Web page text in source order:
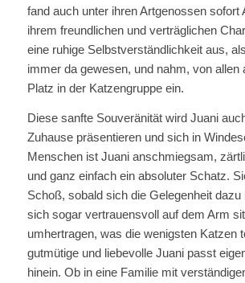
fand auch unter ihren Artgenossen sofort
ihrem freundlichen und verträglichen
eine ruhige Selbstverständlichkeit aus,
immer da gewesen, und nahm, von allen
Platz in der Katzengruppe ein.
Diese sanfte Souveränität wird Juani
Zuhause präsentieren und sich in
Menschen ist Juani anschmiegsam,
und ganz einfach ein absoluter Schatz.
Schoß, sobald sich die Gelegenheit dazu
sich sogar vertrauensvoll auf dem Arm
umhertragen, was die wenigsten Katzen
gutmütige und liebevolle Juani passt
hinein. Ob in eine Familie mit